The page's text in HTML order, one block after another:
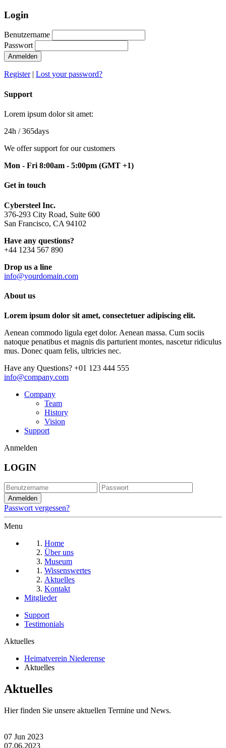
Login
Benutzername
Passwort
Anmelden
Register| Lost your password?
Support
Lorem ipsum dolor sit amet:
24h / 365days
We offer support for our customers
Mon - Fri 8:00am - 5:00pm (GMT +1)
Get in touch
Cybersteel Inc.
376-293 City Road, Suite 600
San Francisco, CA 94102
Have any questions?
+44 1234 567 890
Drop us a line
info@yourdomain.com
About us
Lorem ipsum dolor sit amet, consectetuer adipiscing elit.
Aenean commodo ligula eget dolor. Aenean massa. Cum sociis
natoque penatibus et magnis dis parturient montes, nascetur ridiculus
mus. Donec quam felis, ultricies nec.
Have any Questions? +01 123 444 555
info@company.com
Company
Team
History
Vision
Support
Anmelden
LOGIN
Passwort vergessen?
Menu
Home
Über uns
Museum
Wissenswertes
Aktuelles
Kontakt
Mitglieder
Support
Testimonials
Aktuelles
Heimatverein Niederense
Aktuelles
Aktuelles
Hier finden Sie unsere aktuellen Termine und News.
07 Jun 2023
07.06.2023